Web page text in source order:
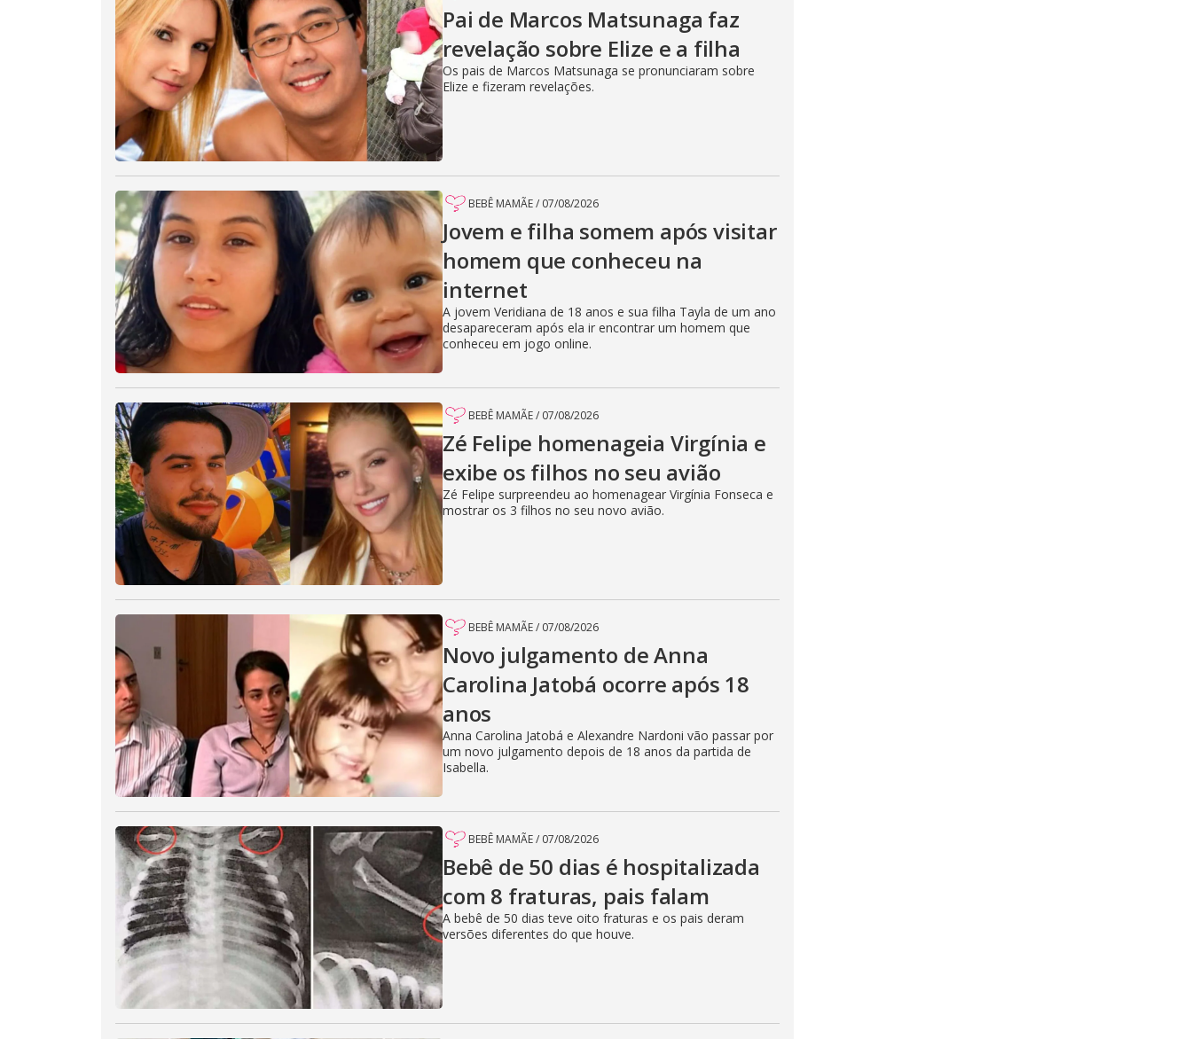
Pai de Marcos Matsunaga faz
revelação sobre Elize e a filha
Os pais de Marcos Matsunaga se pronunciaram sobre
Elize e fizeram revelações.
BEBÊ MAMÃE/ 07/08/2026
Jovem e filha somem após visitar
homem que conheceu na
internet
A jovem Veridiana de 18 anos e sua filha Tayla de um ano
desapareceram após ela ir encontrar um homem que
conheceu em jogo online.
BEBÊ MAMÃE/ 07/08/2026
Zé Felipe homenageia Virgínia e
exibe os filhos no seu avião
Zé Felipe surpreendeu ao homenagear Virgínia Fonseca e
mostrar os 3 filhos no seu novo avião.
BEBÊ MAMÃE/ 07/08/2026
Novo julgamento de Anna
Carolina Jatobá ocorre após 18
anos
Anna Carolina Jatobá e Alexandre Nardoni vão passar por
um novo julgamento depois de 18 anos da partida de
Isabella.
BEBÊ MAMÃE/ 07/08/2026
Bebê de 50 dias é hospitalizada
com 8 fraturas, pais falam
A bebê de 50 dias teve oito fraturas e os pais deram
versões diferentes do que houve.